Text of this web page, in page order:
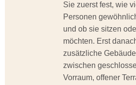
Sie zuerst fest, wie
Personen
und ob sie sitzen
möchten. Erst
zusätzliche
zwischen
Vorraum, offener